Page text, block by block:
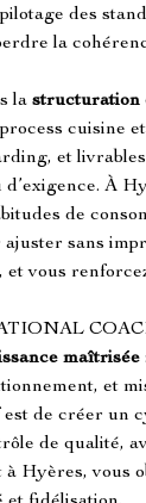
des
la
la structuration
cuisine
et
À
de
sans
et vous
maîtrisée
et
est de créer un
de qualité,
Hyères, vous